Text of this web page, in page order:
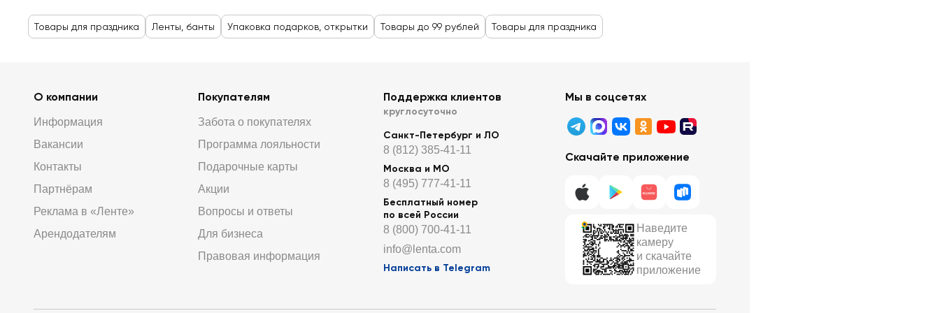
Товары для праздника Ленты, банты Упаковка подарков, открытки Товары до 99 рублей Товары для праздника
О компании
Информация
Вакансии
Контакты
Партнёрам
Реклама в «Ленте»
Арендодателям
Покупателям
Забота о покупателях
Программа лояльности
Подарочные карты
Акции
Вопросы и ответы
Для бизнеса
Правовая информация
Поддержка клиентов
круглосуточно
Санкт-Петербург и ЛО
8 (812) 385-41-11
Москва и МО
8 (495) 777-41-11
Бесплатный номер
по всей России
8 (800) 700-41-11
info@lenta.com
Написать в Telegram
Мы в соцсетях
Скачайте приложение
Наведите
камеру
и скачайте
приложение